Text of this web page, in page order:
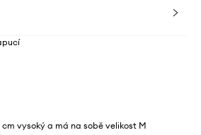
vysoký a má na sobě velikost M